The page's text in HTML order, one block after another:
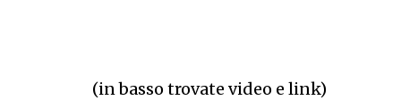
(in basso trovate video e link)